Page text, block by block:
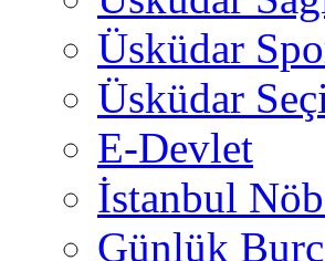
Üsküdar
Üsküdar
E-Devlet
İstanbul
Günlük